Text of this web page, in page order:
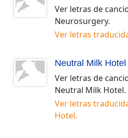
Ver letras de
Neurosurgery.
Ver letras
Neutral Milk Hotel
Ver letras de
Neutral Milk Hotel.
Ver letras
Hotel.